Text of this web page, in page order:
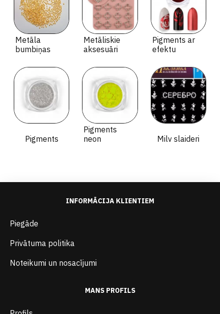
Metāla
bumbiņas
Metāliskie
aksesuāri
Pigments ar
efektu
Pigments
Pigments
neon
Milv slaideri
INFORMĀCIJA KLIENTIEM
Piegāde
Privātuma politika
Noteikumi un nosacījumi
MANS PROFILS